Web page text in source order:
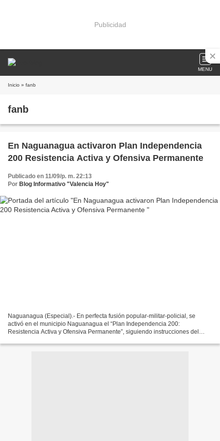
Publicidad
MENU
Inicio » fanb
fanb
En Naguanagua activaron Plan Independencia
200 Resistencia Activa y Ofensiva Permanente
Publicado en 11/09/p. m. 22:13
Por Blog Informativo "Valencia Hoy"
Naguanagua (Especial).- En perfecta fusión popular-militar-policial, se
activó en el municipio Naguanagua el “Plan Independencia 200:
Resistencia Activa y Ofensiva Permanente”, siguiendo instrucciones del